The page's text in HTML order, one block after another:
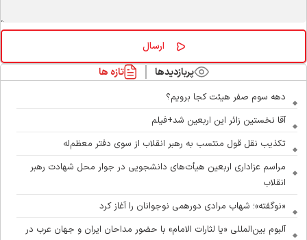
پربازدیدها تازه ها
دهه سوم صفر هیئت کجا برویم؟
آقا نخستین زائر این اربعین شد+فیلم
تکذیب نقل قول منتسب به رهبر انقلاب از سوی دفتر معظم‌له
مراسم عزاداری اربعین هیأت‌های دانشجویی در جوار محل شهادت رهبر
انقلاب
«نوگفته»؛ شهاب مرادی دورهمی نوجوانان را آغاز کرد
آلبوم بین‌المللی «یا لثارات الامام» با حضور مداحان ایران و جهان عرب در